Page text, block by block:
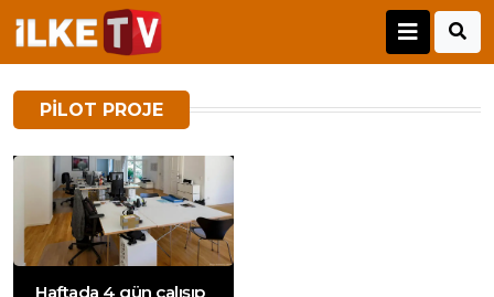
PILOT PROJE
Haftada 4 gün çalışıp